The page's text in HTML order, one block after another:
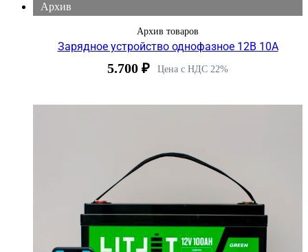
Архив
Архив товаров
Зарядное устройство однофазное 12В 10А
5.700 ₽ Цена с НДС 22%